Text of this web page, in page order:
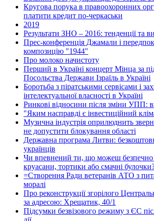
Кругова порука в правоохоронних
платити кредит по-черкаськи
2019
Результати ЗНО – 2016: тенденції та
Прес-конференція Джамали і
композицію "1944"
Про молоко начистоту
Перший в Україні концерт Мінца за
Посольства Держави Ізраїль в Україні
Боротьба з піратськими сервісами і
інтелектуальної власності в Україні
Ринкові відносини після зміни УПП:
"Яким насправді є інвестиційний
Музична індустрія оприлюднить
не допустити блокування області
Державна програма Литви:
українців
Чи впевнений ти, що можеш безпечно
круасани, тортики або смачні
=Створення Ради ветеранів АТО з
моралі
Про реконструкції згорілого
за адресою: Хрещатик, 40/1
Підсумки безвізового режиму з ЄС